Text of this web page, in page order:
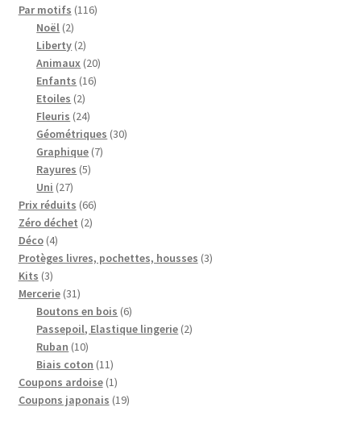
Par motifs 116116
Noël 22
produits
Liberty 22
produits
Animaux 2020
Enfants 1616
Etoiles 22
produits
Fleuris 2424
produits
Géométriques 3030
Graphique 77
Rayures 55
Uni 2727
produits
Prix réduits 6666
Zéro déchet 22
Déco 44
produits
Protèges livres, pochettes, housses 33
Kits 33
produits
Mercerie 3131
produits
Boutons en bois 66
produits
Passepoil, Elastique lingerie 22
Ruban 1010
produits
Biais coton 1111
produits
Coupons ardoise 11
produit
Coupons japonais 1919